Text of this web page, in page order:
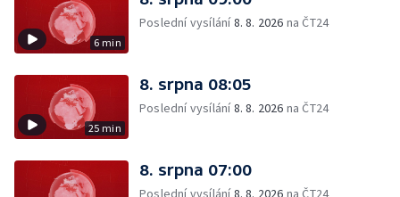
6 min
Poslední vysílání8. 8. 2026 na ČT24
25 min
8. srpna 08:05
Poslední vysílání8. 8. 2026 na ČT24
8. srpna 07:00
Poslední vysílání8. 8. 2026 na ČT24